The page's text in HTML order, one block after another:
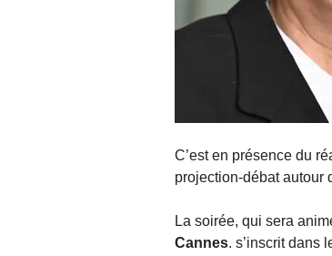
C’est en présence du
projection-débat autour
La soirée, qui sera
Cannes. s’inscrit dans